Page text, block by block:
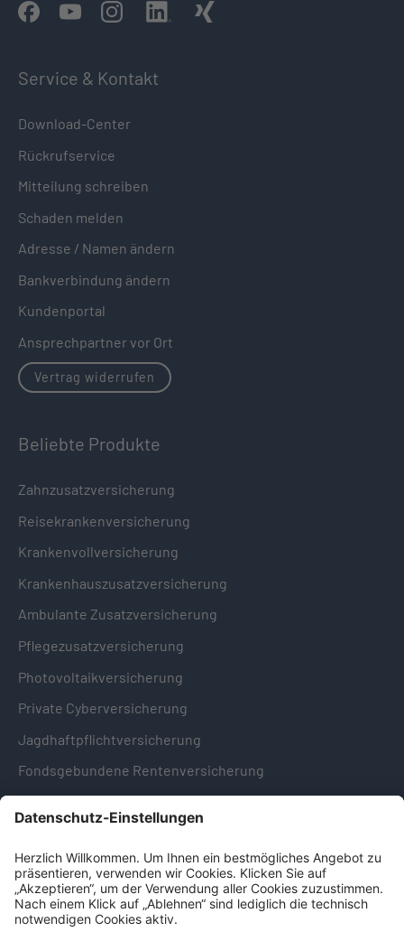
Service & Kontakt
Download-Center
Rückrufservice
Mitteilung schreiben
Schaden melden
Adresse / Namen ändern
Bankverbindung ändern
Kundenportal
Ansprechpartner vor Ort
Vertrag widerrufen
Beliebte Produkte
Zahnzusatzversicherung
Reisekrankenversicherung
Krankenvollversicherung
Krankenhauszusatzversicherung
Ambulante Zusatzversicherung
Pflegezusatzversicherung
Photovoltaikversicherung
Private Cyberversicherung
Jagdhaftpflichtversicherung
Fondsgebundene Rentenversicherung
Hinweise & Informationen
Impressum
Datenschutz